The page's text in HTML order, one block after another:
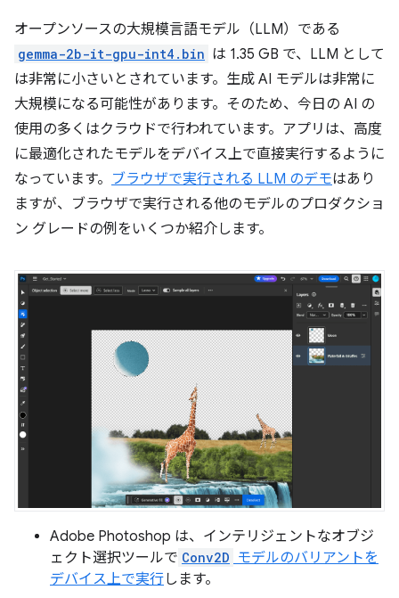
オープンソースの大規模言語モデル（LLM）である
gemma-2b-it-gpu-int4.bin は 1.35 GB で、LLM として
は非常に小さいとされています。生成 AI モデルは非常に
大規模になる可能性があります。そのため、今日の AI の
使用の多くはクラウドで行われています。アプリは、高度
に最適化されたモデルをデバイス上で直接実行するように
なっています。 ブラウザで実行される LLM のデモはあり
ますが、ブラウザで実行される他のモデルのプロダクショ
ン グレードの例をいくつか紹介します。
Adobe Photoshop は、インテリジェントなオブジ
ェクト選択ツールで Conv2D モデルのバリアントを
デバイス上で実行します。